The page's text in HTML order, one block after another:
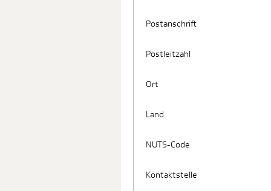
Postanschrift
Postleitzahl
Ort
Land
NUTS-Code
Kontaktstelle